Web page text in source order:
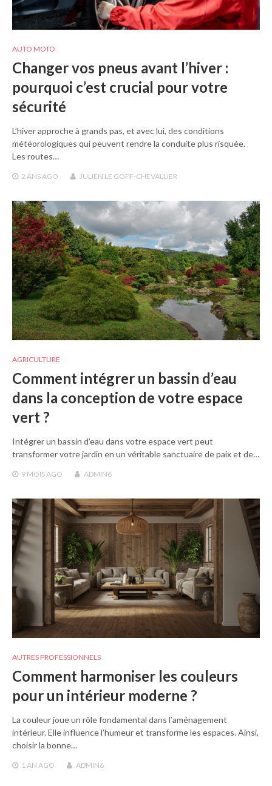
AUTO MOTO
Changer vos pneus avant l’hiver :
pourquoi c’est crucial pour votre
sécurité
L’hiver approche à grands pas, et avec lui, des conditions
météorologiques qui peuvent rendre la conduite plus risquée.
Les routes…
2 ANSAGO JULIEN LE GOFF-CHEVALLIER
AGRICULTURE
Comment intégrer un bassin d’eau
dans la conception de votre espace
vert ?
Intégrer un bassin d’eau dans votre espace vert peut
transformer votre jardin en un véritable sanctuaire de paix et de…
9 MOISAGO ADMIN6
AUTRES PROFESSIONNELS
Comment harmoniser les couleurs
pour un intérieur moderne ?
La couleur joue un rôle fondamental dans l’aménagement
intérieur. Elle influence l’humeur et transforme les espaces. Ainsi,
choisir la bonne…
1 AN AGO ADMIN6